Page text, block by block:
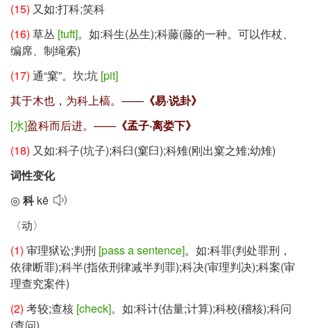
(15) 又如:打科;笑科
(16) 草丛 [tuft]。如:科生(丛生);科藤(藤的一种。可以作杖、
编席、制绳索)
(17) 通“窠”。坎;坑 [pit]
其于木也，为科上槁。—— 《易·说卦》
[水]盈科而后进。—— 《孟子·离娄下》
(18) 又如:科子(坑子);科臼(窠臼);科雉(刚出窠之雉;幼雉)
词性变化
◎ 科 kē
〈动〉
(1) 审理狱讼;判刑 [pass a sentence]。如:科罪(判处罪刑，
依律断罪);科半(指依刑律减半判罪);科决(审理判决);科案(审
理查究案件)
(2) 考较;查核 [check]。如:科计(估量;计算);科校(稽核);科问